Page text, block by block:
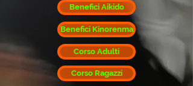
Benefici Aikido
Benefici Kinorenma
Corso Adulti
Corso Ragazzi